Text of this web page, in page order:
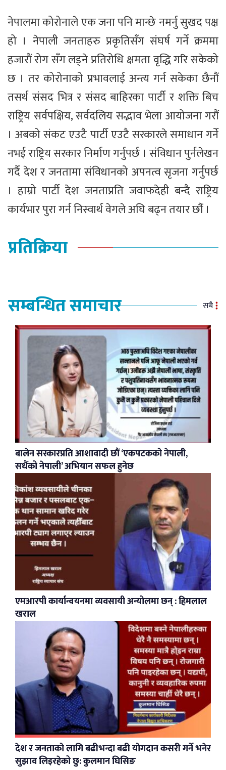
नेपालमा कोरोनाले एक जना पनि मान्छे नमर्नु सुखद पक्ष
हो । नेपाली जनताहरु प्रकृतिसँग संघर्ष गर्ने क्रममा
हजारौं रोग सँग लड्ने प्रतिरोधि क्षमता वृद्धि गरि सकेको
छ । तर कोरोनाको प्रभावलाई अन्त्य गर्न सकेका छैनौं
तसर्थ संसद भित्र र संसद बाहिरका पार्टी र शक्ति बिच
राष्ट्रिय सर्वपक्षिय, सर्वदलिय सद्भाव भेला आयोजना गरौं
। अबको संकट एउटै पार्टी एउटै सरकारले समाधान गर्ने
नभई राष्ट्रिय सरकार निर्माण गर्नुपर्छ । संविधान पुर्नलेखन
गर्दै देश र जनतामा संविधानको अपनत्व सृजना गर्नुपर्छ
। हाम्रो पार्टी देश जनताप्रति जवाफदेही बन्दै राष्ट्रिय
कार्यभार पुरा गर्न निस्वार्थ वेगले अघि बढ्न तयार छौंं ।
प्रतिक्रिया
सम्बन्धित समाचार सबै
बालेन सरकारप्रति आशावादी छौं ‘एकपटकको नेपाली,
सधैंको नेपाली’ अभियान सफल हुनेछ
एमआरपी कार्यान्वयनमा व्यवसायी अन्योलमा छन् : हिमलाल
खराल
देश र जनताको लागि बढीभन्दा बढी योगदान कसरी गर्ने भनेर
सुझाव लिइरहेको छु: कुलमान घिसिङ